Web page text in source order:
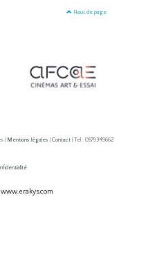
Haut de page
| Mentions légales Contact | Tel : 0979349662